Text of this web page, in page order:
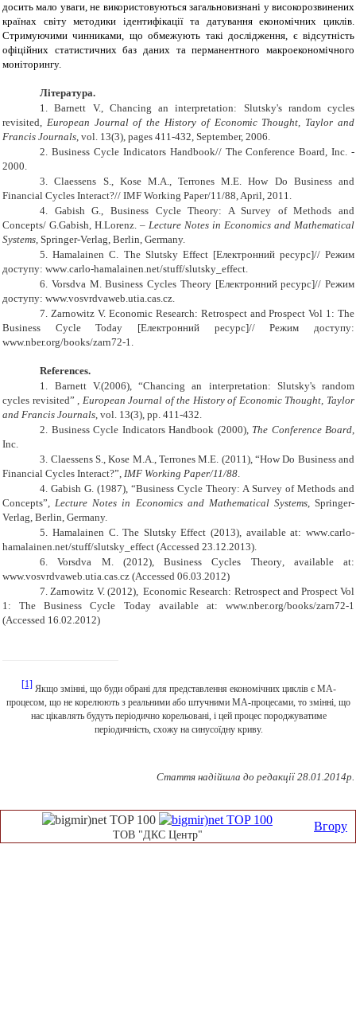
досить мало уваги, не використовуються загальновизнані у високорозвинених
країнах світу методики ідентифікації та датування економічних циклів.
Стримуючими чин­никами, що обмежують такі досліджен­ня, є відсутність
офіційних статистич­них баз даних та перманентного макроекономічного
моніторингу.
Література.
1. Barnett V., Chancing an interpretation: Slutsky's random cycles
revisited, European Journal of the History of Economic Thought, Taylor and
Francis Journals, vol. 13(3), pages 411-432, September, 2006.
2. Business Cycle Indicators Handbook// The Conference Board,Inc. -
2000.
3. Claessens S., Kose M.A., Terrones M.E. How Do Business and
Financial Cycles Interact?// IMF Working Paper/11/88, April, 2011.
4. Gabish G., Business Cycle Theory: A Survey of Methods and
Concepts/ G.Gabish, H.Lorenz. – Lecture Notes in Economics and Mathematical
Systems, Springer-Verlag, Berlin, Germany.
5. Hamalainen C. The Slutsky Effect[Електронний ресурс]// Режим
доступу: www.carlo-hamalainen.net/stuff/slutsky effect.
6. VorsdvaM. Business Cycles Theory [Електронний ресурс]// Режим
доступу: www.vosvrdvaweb.utia.cas.cz.
7. Zarnowitz V. Economic Research: Retrospect and Prospect Vol 1: The
Business Cycle Today [Електронний ресурс]// Режим доступу:
www.nber.org/books/zarn72-1.
References.
1. Barnett V.(2006), “Chancing an interpretation: Slutsky's random
cycles revisited” , European Journal of the History of Economic Thought, Taylor
and Francis Journals, vol. 13(3), pp. 411-432.
2. Business Cycle Indicators Handbook (2000), The Conference Board,
Inc.
3. Claessens S., Kose M.A., Terrones M.E. (2011), “How Do Business and
Financial Cycles Interact?”, IMF Working Paper/11/88.
4. Gabish G. (1987), “Business Cycle Theory: A Survey of Methods and
Concepts”,Lecture Notes in Economics and Mathematical Systems, Springer-
Verlag, Berlin, Germany.
5. Hamalainen C.The Slutsky Effect (2013), available at:www.carlo-
hamalainen.net/stuff/slutsky effect (Accessed 23.12.2013).
6.
Vorsdva M.(2012),Business Cycles Theory, available at:
www.vosvrdvaweb.utia.cas.cz (Accessed 06.03.2012)
7. Zarnowitz V.(2012), Economic Research: Retrospect and Prospect Vol
1: The Business Cycle Today available at: www.nber.org/books/zarn72-1
(Accessed 16.02.2012)
[1]Якщо змінні, що буди обрані для представлення економічних циклів є МА-
процесом, що не корелюють з реальними або штучними МА-процесами, то змінні, що
нас цікавлять будуть періодично корельовані, і цей процес породжуватиме
періодичність, схожу на синусоїдну криву.
Стаття надійшла до редакції 28 .01 .2014р.
Вгору
ТОВ "ДКС Центр"